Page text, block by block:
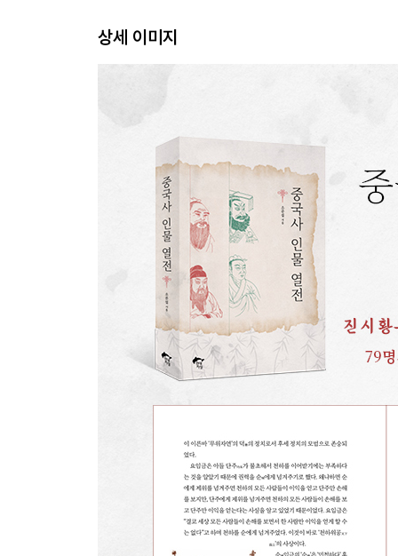
13. 진귀한 물건을 취하라-여불위
17. 그릇의 차이가 인물의 등급을 결정한다-한신
18. 검약으로 나라의 번영을 이끌다-한 문제
19. 웅재대략의 황제-한 무제
20. 서역으로 가는 비단길-장건
21. 거짓된 아름다움을 추구하지 않는다-사마천의
22. 흉노 땅으로 떠나간 미녀-왕소군
23. 중국 고대 최고의 과학자-장형
24. 서역을 개척한 반초
25. 종이의 발명자-채륜
26. 거지가 된 부호-등통
27. 황제가 사랑한 남자-동현
29. “작전은 내 가슴 속에 있다”-비수지전의 명장 사
30. 중국화의 길-북위 효문제
31. 어찌 전원으로 돌아가지 않으리-도연명
32. 천고일제-당 태종
상세 이미지